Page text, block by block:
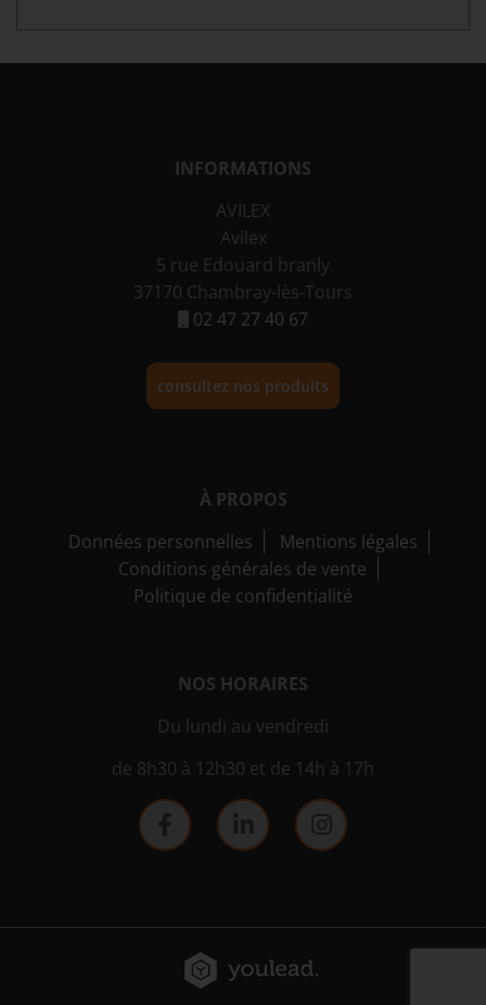
INFORMATIONS
AVILEX
Avilex
5 rue Edouard branly
37170 Chambray-lès-Tours
02 47 27 40 67
consultez nos produits
À PROPOS
Données personnelles
Mentions légales
Conditions générales de vente
Politique de confidentialité
NOS HORAIRES
Du lundi au vendredi
de 8h30 à 12h30 et de 14h à 17h